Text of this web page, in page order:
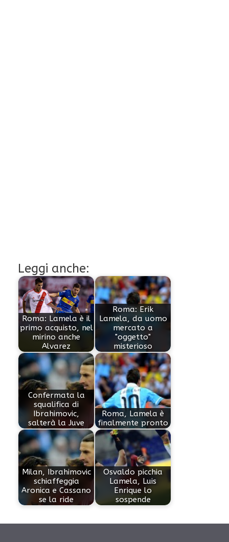
Leggi anche:
Roma: Lamela è il
primo acquisto, nel
mirino anche
Alvarez
Roma: Erik
Lamela, da uomo
mercato a
"oggetto"
misterioso
Confermata la
squalifica di
Ibrahimovic,
salterà la Juve
Roma, Lamela è
finalmente pronto
Milan, Ibrahimovic
schiaffeggia
Aronica e Cassano
se la ride
Osvaldo picchia
Lamela, Luis
Enrique lo
sospende